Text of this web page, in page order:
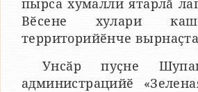
пырса хумалли ятарлӑ
Вӗсене хулари
территорийӗнче
Унсӑр пуҫне
администрацийӗ